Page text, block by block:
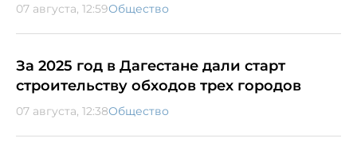
07 августа, 12:59Общество
За 2025 год в Дагестане дали старт
строительству обходов трех городов
07 августа, 12:38Общество